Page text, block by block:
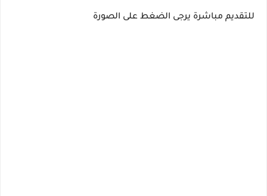
للتقديم مباشرة يرجى الضغط على الصورة